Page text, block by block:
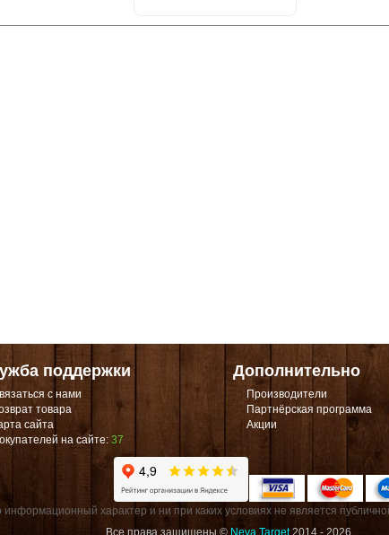
поддержки
с нами
товара
сайта
на сайте: 37
Дополнительно
Производители
Партнёрская программа
Акции
характер и ни при каких условиях не является
Все права защищены © Neva Target2014 - 2026